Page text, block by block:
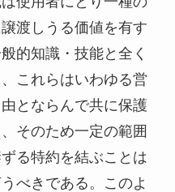
渡しうる価値を有す
的知識・技能と全く
これらはいわゆる営
とならんで共に保護
そのため一定の範囲
る特約を結ぶことは
べきである。このよ